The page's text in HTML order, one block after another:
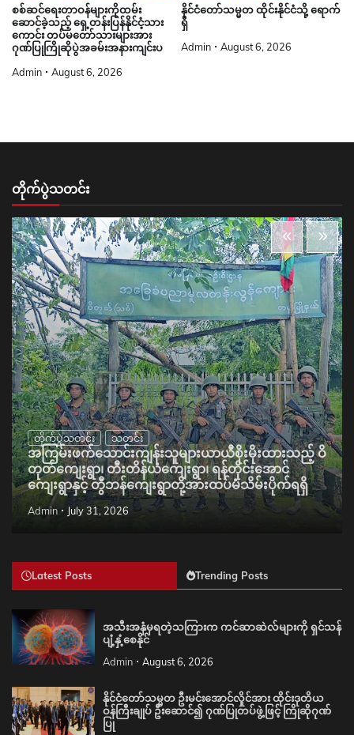
စစ်ဆင်ရေးတာဝန်များကိုထမ်း
ဆောင်ခဲ့သည့် ရှေ့တန်းပြန်နိုင်ငံ့သား
ကောင်း တပ်မတော်သားများအား
ဂုဏ်ပြုကြိုဆိုပွဲအခမ်းအနားကျင်းပ
Admin August 6, 2026
နိုင်ငံတော်သမ္မတ ထိုင်းနိုင်ငံသို့ ရောက်
ရှိ
Admin August 6, 2026
တိုက်ပွဲသတင်း
တိုက်ပွဲသတင်း သတင်း
အကြမ်းဖက်သောင်းကျန်းသူများယာယီစိုးမိုးထားသည့် ဝိ
တုတ်ကျေးရွာ၊ တီးတိန်ယံကျေးရွာ၊ ရန်တိုင်းအောင်
ကျေးရွာနှင့် တွီဘန်ကျေးရွာတို့အားထပ်မံသိမ်းပိုက်ရရှိ
Admin July 31, 2026
Latest Posts Trending Posts
အသီးအနှံမှရတဲ့သကြားက ကင်ဆာဆဲလ်များကို ရှင်သန်
ပျံ့နှံ့စေနိုင်
Admin August 6, 2026
နိုင်ငံတော်သမ္မတ ဦးမင်းအောင်လှိုင်အား ထိုင်းဒုတိယ
ဝန်ကြီးချုပ် ဦးဆောင်၍ ဂုဏ်ပြုတပ်ဖွဲ့ဖြင့် ကြိုဆိုဂုဏ်
ပြု